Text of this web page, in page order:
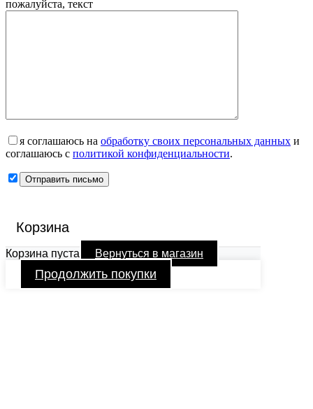
пожалуйста, текст
я соглашаюсь на обработку своих персональных данных и
соглашаюсь с политикой конфиденциальности.
Корзина
Корзина пуста Вернуться в магазин
Продолжить покупки